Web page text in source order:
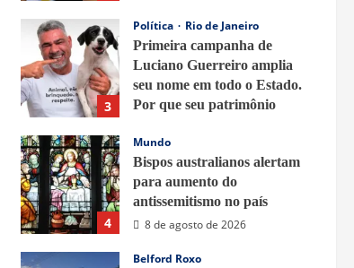
3
Política
Rio de Janeiro
Primeira campanha de
Luciano Guerreiro amplia
seu nome em todo o Estado.
Por que seu patrimônio
8 de agosto de 2026
4
Mundo
Bispos australianos alertam
para aumento do
antissemitismo no país
8 de agosto de 2026
Belford Roxo